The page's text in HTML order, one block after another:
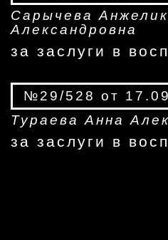
Сарычева
Александровна
за заслуги в
№29/528 от
Тураева Анна
за заслуги в